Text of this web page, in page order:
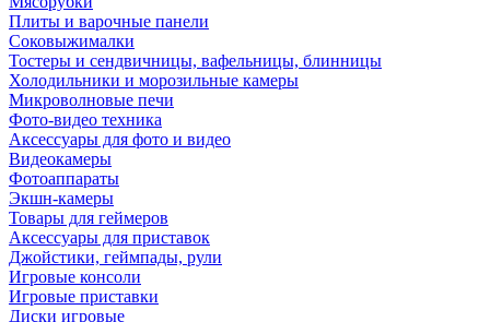
Плиты и варочные панели
Соковыжималки
Тостеры и сендвичницы, вафельницы, блинницы
Холодильники и морозильные камеры
Микроволновые печи
Фото-видео техника
Аксессуары для фото и видео
Видеокамеры
Фотоаппараты
Экшн-камеры
Товары для геймеров
Аксессуары для приставок
Джойстики, геймпады, рули
Игровые консоли
Игровые приставки
Диски игровые